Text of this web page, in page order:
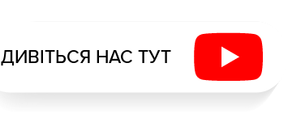
ДИВІТЬСЯ НАС ТУТ